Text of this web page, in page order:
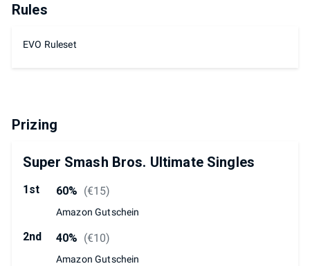
Rules
EVO Ruleset
Prizing
Super Smash Bros. Ultimate Singles
1st 60% (€15)
Amazon Gutschein
2nd 40% (€10)
Amazon Gutschein